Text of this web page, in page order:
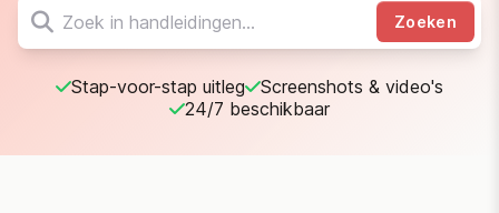
Zoeken
Stap-voor-stap uitleg
Screenshots & video's
24/7 beschikbaar